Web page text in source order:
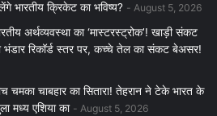
भारतीय क्रिकेट का भविष्य?
August 5, 2026
अर्थव्यवस्था का ‘मास्टरस्ट्रोक’! खाड़ी संकट
भंडार रिकॉर्ड स्तर पर, कच्चे तेल का संकट बेअसर!
चमका चाबहार का सितारा! तेहरान ने टेके भारत के
मध्य एशिया का
August 5, 2026